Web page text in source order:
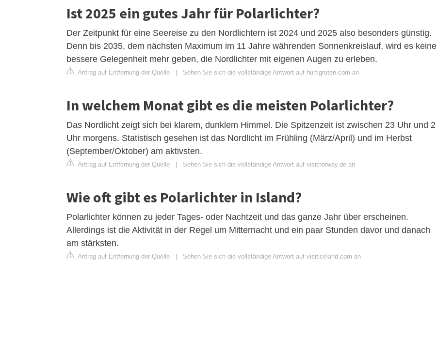
Ist 2025 ein gutes Jahr für Polarlichter?
Der Zeitpunkt für eine Seereise zu den Nordlichtern ist 2024 und 2025 also besonders günstig.
Denn bis 2035, dem nächsten Maximum im 11 Jahre währenden Sonnenkreislauf, wird es keine
bessere Gelegenheit mehr geben, die Nordlichter mit eigenen Augen zu erleben.
Antrag auf Entfernung der Quelle | Sehen Sie sich die vollständige Antwort auf hurtigruten.com an
In welchem Monat gibt es die meisten Polarlichter?
Das Nordlicht zeigt sich bei klarem, dunklem Himmel. Die Spitzenzeit ist zwischen 23 Uhr und 2
Uhr morgens. Statistisch gesehen ist das Nordlicht im Frühling (März/April) und im Herbst
(September/Oktober) am aktivsten.
Antrag auf Entfernung der Quelle | Sehen Sie sich die vollständige Antwort auf visitnorway.de an
Wie oft gibt es Polarlichter in Island?
Polarlichter können zu jeder Tages- oder Nachtzeit und das ganze Jahr über erscheinen.
Allerdings ist die Aktivität in der Regel um Mitternacht und ein paar Stunden davor und danach
am stärksten.
Antrag auf Entfernung der Quelle | Sehen Sie sich die vollständige Antwort auf visiticeland.com an